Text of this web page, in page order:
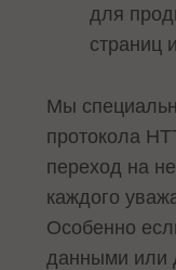
для
страниц
Мы
протокола
переход на
каждого
Особенно
данными или